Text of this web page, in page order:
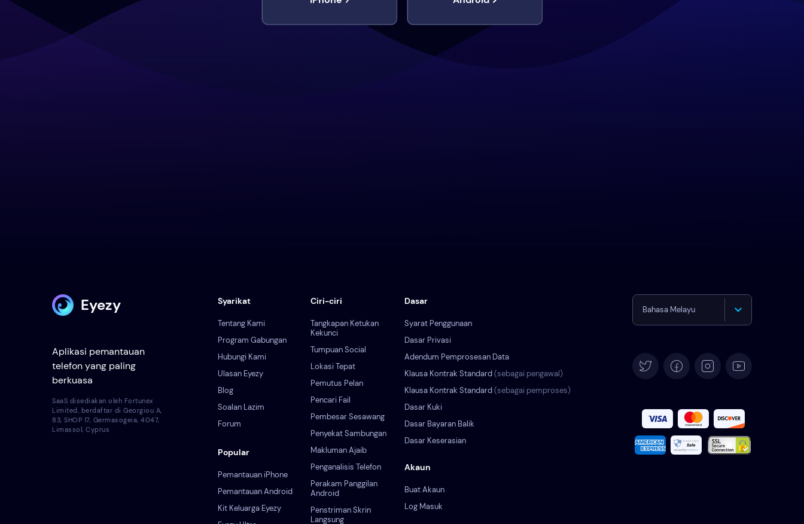
Eyezy
Aplikasi pemantauan
telefon yang paling
berkuasa
Syarikat
Tentang Kami
Program Gabungan
Hubungi Kami
Ulasan Eyezy
Blog
Soalan Lazim
Forum
Popular
Pemantauan iPhone
Pemantauan Android
Kit Keluarga Eyezy
Akaun
Buat Akaun
Log Masuk
Dasar
Syarat Penggunaan
Dasar Privasi
Adendum Pemprosesan Data
Klausa Kontrak Standard(sebagai pengawal)
Klausa Kontrak Standard(sebagai pemproses)
Dasar Kuki
Dasar Bayaran Balik
Dasar Keserasian
Ciri-ciri
Tangkapan Ketukan
Kekunci
Tumpuan Social
Lokasi Tepat
Pemutus Pelan
Pencari Fail
Pembesar Sesawang
Penyekat Sambungan
Makluman Ajaib
Penganalisis Telefon
Perakam Panggilan
Android
Penstriman Skrin
Langsung
Bahasa Melayu
Deutsch
Français
SaaS disediakan oleh Fortunex
Limited, berdaftar di Georgiou A,
83, SHOP 17, Germasogeia, 4047,
Limassol, Cyprus